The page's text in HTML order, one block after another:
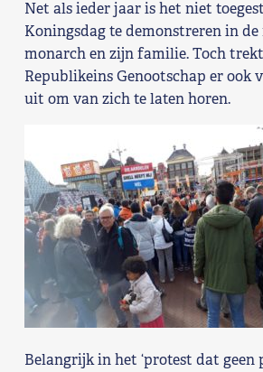
Wie we zijn
Nieuws
Agenda
Shop
Contact
Voor leden
Word Lid
Net als ieder jaar is het niet
Koningsdag te demonstreren in
monarch en zijn familie. Toch
Republikeins Genootschap er ook
uit om van zich te laten horen.
Belangrijk in het ‘protest dat geen